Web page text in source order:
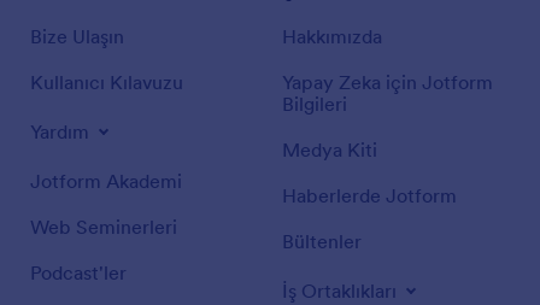
Bize Ulaşın
Kullanıcı Kılavuzu
Yardım
Jotform Akademi
Web Seminerleri
Podcast'ler
Hakkımızda
Yapay Zeka için Jotform
Bilgileri
Medya Kiti
Haberlerde Jotform
Bültenler
İş Ortaklıkları